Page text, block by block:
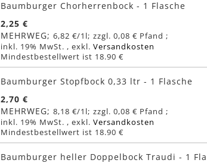
Baumburger Chorherrenbock - 1 Flasche
2,25 €
MEHRWEG
6,82 €/1l
0,08 €
inkl. 19% MwSt. ,exkl.Versandkosten
Mindestbestellwert ist 18.90 €
Baumburger Stopfbock 0,33 ltr - 1 Flasche
2,70 €
MEHRWEG
8,18 €/1l
0,08 €
inkl. 19% MwSt. ,exkl.Versandkosten
Mindestbestellwert ist 18.90 €
Baumburger heller Doppelbock Traudi - 1